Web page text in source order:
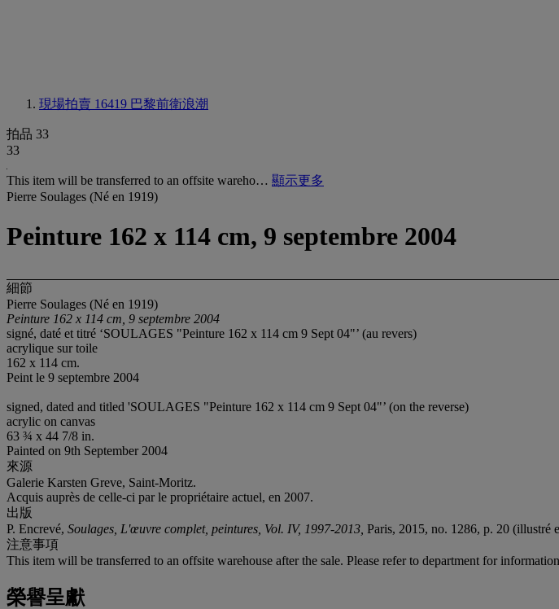
現場拍賣 16419 巴黎前衛浪潮
拍品 33
33
This item will be transferred to an offsite wareho… 顯示更多
Pierre Soulages (Né en 1919)
Peinture 162 x 114 cm, 9 septembre 2004
細節
Pierre Soulages (Né en 1919)
Peinture 162 x 114 cm, 9 septembre 2004
signé, daté et titré ‘SOULAGES "Peinture 162 x 114 cm 9 Sept 04"’ (au revers)
acrylique sur toile
162 x 114 cm.
Peint le 9 septembre 2004
signed, dated and titled 'SOULAGES "Peinture 162 x 114 cm 9 Sept 04"’ (on the reverse)
acrylic on canvas
63 ¾ x 44 7/8 in.
Painted on 9th September 2004
來源
Galerie Karsten Greve, Saint-Moritz.
Acquis auprès de celle-ci par le propriétaire actuel, en 2007.
出版
P. Encrevé, Soulages, L'œuvre complet, peintures, Vol. IV, 1997-2013, Paris, 2015, no. 1286, p. 20 (illustré
注意事項
This item will be transferred to an offsite warehouse after the sale. Please refer to department for
榮譽呈獻